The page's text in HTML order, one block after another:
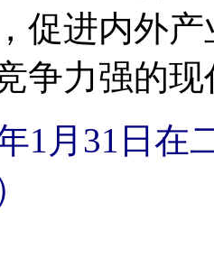
促进内外
争力强的
1月31日在